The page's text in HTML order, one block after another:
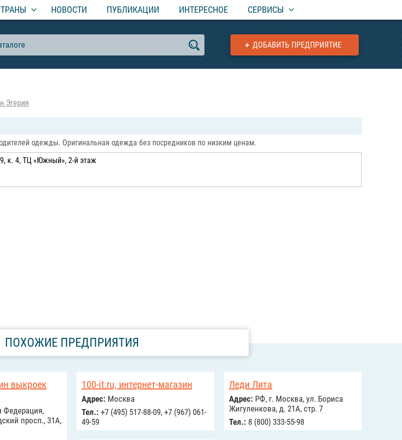
НОВОСТИ ПУБЛИКАЦИИ ИНТЕРЕСНОЕ СЕРВИСЫ
ДОБАВИТЬ ПРЕДПРИЯТИЕ
Эгерия
одежды. Оригинальная одежда без посредников по низким ценам.
к. 4, ТЦ «Южный», 2-й этаж
ПОХОЖИЕ ПРЕДПРИЯТИЯ
выкроек
Федерация,
просп., 31А,
100-it.ru, интернет-магазин
Адрес: Москва
Тел.: +7 (495) 517-88-09, +7 (967) 061-
49-59
Леди Лита
Адрес: РФ, г. Москва, ул. Бориса
Жигуленкова, д. 21А, стр. 7
Тел.: 8 (800) 333-55-98